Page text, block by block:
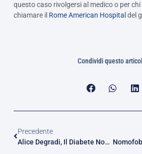
questo caso rivolgersi al medico o per
chiamare il Rome American Hospital del
Condividi questo
Precedente
Alice Degradi, Il Diabete Non È Un Ostacolo Per La Stella Dell’ItalVolley